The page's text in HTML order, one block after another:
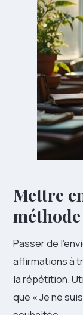
Mettre
Passer de
affirmations à
la répétition.
que « Je ne